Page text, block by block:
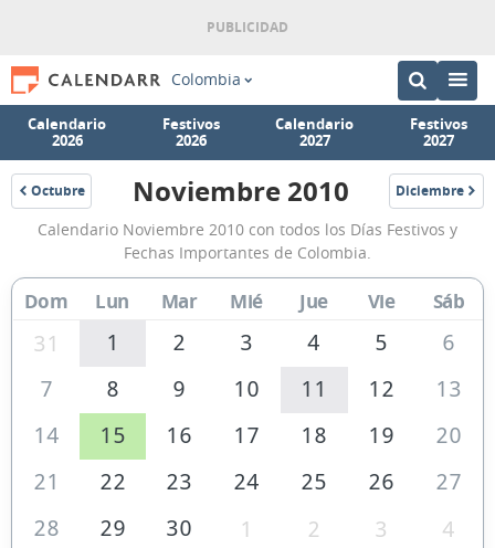
Colombia
Calendario
2026
Festivos
2026
Calendario
2027
Festivos
2027
Octubre
2010
Calendario
Noviembre
2010
de
Colombia
Noviembre 2010 Diciembre
2010
Calendario Noviembre 2010 con todos los Días Festivos y
Fechas Importantes de Colombia.
Dom Lun Mar Mié Jue Vie Sáb
31 1 2 3 4 5
6
7
8 9 10 11 12
13
14
15 16 17 18 19
20
21
22 23 24 25 26
27
28
29 30 1 2 3 4